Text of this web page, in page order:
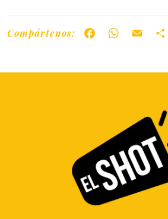
Compártenos: Facebook